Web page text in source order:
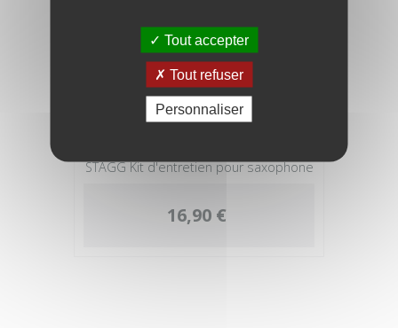
STAGG Kit d'entretien pour saxophone
16,90 €
Tout accepter
Tout refuser
Personnaliser